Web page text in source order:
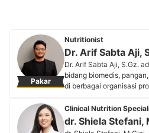
Pakar
Nutritionist
Dr. Arif Sabta Aji,
Dr. Arif Sabta Aji, S.Gz.
bidang biomedis,
di berbagai organisasi
Society. Dengan fokus
anak, serta pencegahan
rutin mengedukasi
Clinical Nutrition
dr. Shiela Stefani,